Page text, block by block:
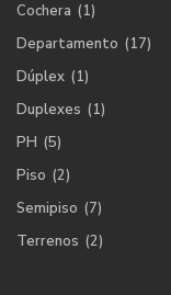
Cochera (1)
Departamento (17)
Dúplex (1)
Duplexes (1)
PH (5)
Piso (2)
Semipiso (7)
Terrenos (2)